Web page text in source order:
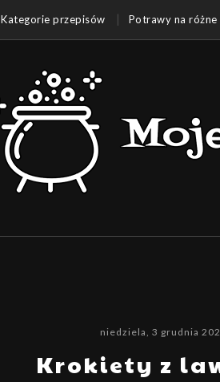
Kategorie przepisów Potrawy na różne
niedziela, 3 grudnia
Krokiety z